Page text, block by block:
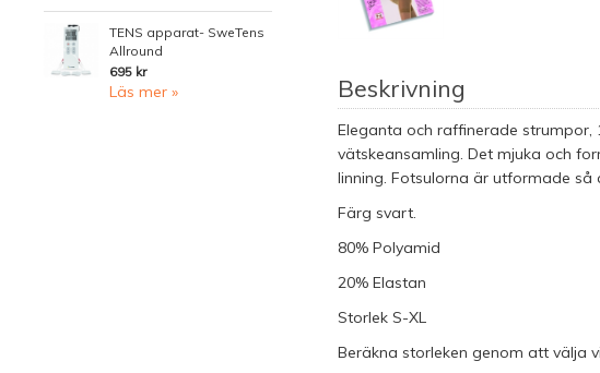
TENS apparat- SweTens
Allround
695 kr
Läs mer » Beskrivning
Eleganta och raffinerade
vätskeansamling. Det mjuka och
linning. Fotsulorna är utformade
Färg svart.
80% Polyamid
20% Elastan
Storlek S-XL
Beräkna storleken genom att välja